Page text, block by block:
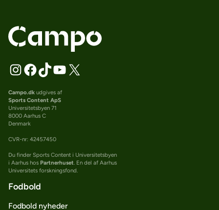
Campo.dkudgives af
Sports Content ApS
Universitetsbyen 71
8000 Aarhus C
Denmark
CVR-nr: 42457450
Du finder Sports Content i Universitetsbyen
i Aarhus hos Partnerhuset. En del af Aarhus
Universitets forskningsfond.
Fodbold
Fodbold nyheder